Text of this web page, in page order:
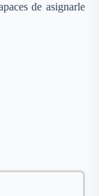
de asignarle